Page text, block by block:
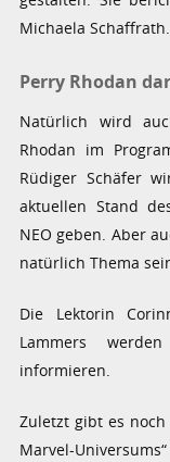
Michaela Schaffrath.
Perry Rhodan
Natürlich wird
Rhodan im
Rüdiger Schäfer
aktuellen Stand
NEO geben. Aber
natürlich Thema
Die Lektorin
Lammers
informieren.
Zuletzt gibt es
Marvel-